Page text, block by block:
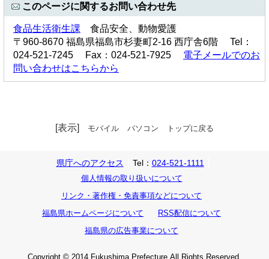
このページに関するお問い合わせ先
食品生活衛生課 食品安全、動物愛護
〒960-8670 福島県福島市杉妻町2-16 西庁舎6階 Tel：
024-521-7245 Fax：024-521-7925 電子メールでのお
問い合わせはこちらから
[表示] モバイル パソコン トップに戻る
県庁へのアクセス Tel： 024-521-1111
個人情報の取り扱いについて
リンク・著作権・免責事項などについて
福島県ホームページについて
RSS配信について
福島県の広告事業について
Copyright © 2014 Fukushima Prefecture.All Rights Reserved.